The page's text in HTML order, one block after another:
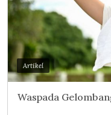
Artikel
Waspada